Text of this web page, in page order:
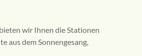
wir Ihnen die Stationen
aus dem Sonnengesang,